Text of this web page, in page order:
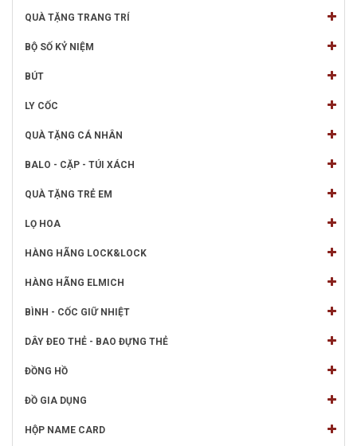
QUÀ TẶNG TRANG TRÍ
BỘ SỐ KỶ NIỆM
BÚT
LY CỐC
QUÀ TẶNG CÁ NHÂN
BALO - CẶP - TÚI XÁCH
QUÀ TẶNG TRẺ EM
LỌ HOA
HÀNG HÃNG LOCK&LOCK
HÀNG HÃNG ELMICH
BÌNH - CỐC GIỮ NHIỆT
DÂY ĐEO THẺ - BAO ĐỰNG THẺ
ĐỒNG HỒ
ĐỒ GIA DỤNG
HỘP NAME CARD